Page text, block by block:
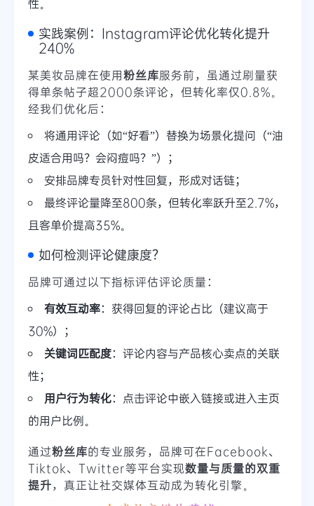
性。
实践案例：Instagram评论优化转化提升
240%
某美妆品牌在使用粉丝库服务前，虽通过刷量获
得单条帖子超2000条评论，但转化率仅0.8%。
经我们优化后：
将通用评论（如“好看”）替换为场景化提问（“油
皮适合用吗？会闷痘吗？”）；
安排品牌专员针对性回复，形成对话链；
最终评论量降至800条，但转化率跃升至2.7%，
且客单价提高35%。
如何检测评论健康度？
品牌可通过以下指标评估评论质量：
有效互动率：获得回复的评论占比（建议高于
30%）；
关键词匹配度：评论内容与产品核心卖点的关联
性；
用户行为转化：点击评论中嵌入链接或进入主页
的用户比例。
通过粉丝库的专业服务，品牌可在Facebook、
Tiktok、Twitter等平台实现数量与质量的双重
提升，真正让社交媒体互动成为转化引擎。